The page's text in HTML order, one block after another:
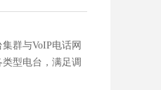
群与VoIP电话网
型电台，满足调